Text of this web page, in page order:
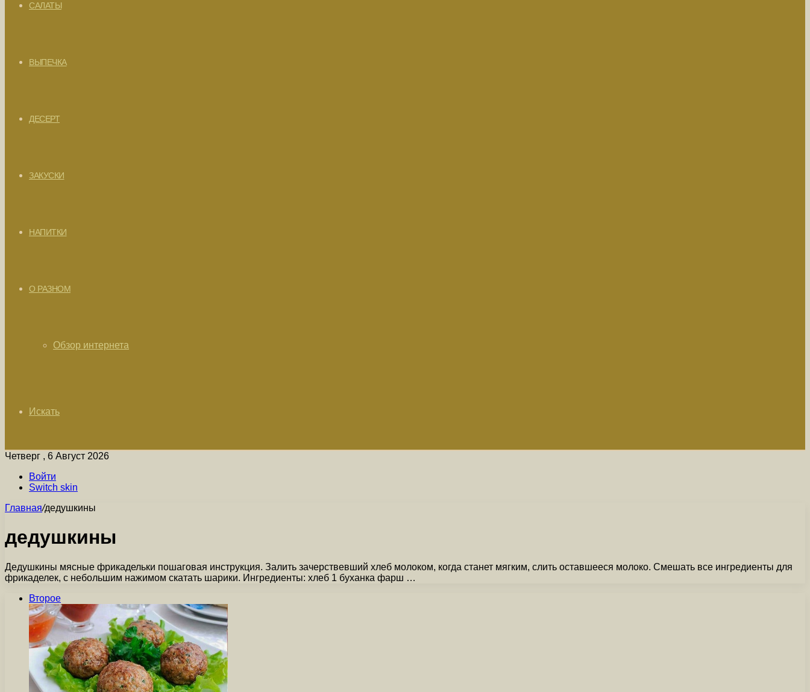
САЛАТЫ
ВЫПЕЧКА
ДЕСЕРТ
ЗАКУСКИ
НАПИТКИ
О РАЗНОМ
Обзор интернета
Искать
Четверг , 6 Август 2026
Войти
Switch skin
Главная/дедушкины
дедушкины
Дедушкины мясные фрикадельки пошаговая инструкция. Залить зачерствевший хлеб молоком, когда станет мягким, слить оставшееся молоко. Смешать все ингредиенты для
фрикаделек, с небольшим нажимом скатать шарики. Ингредиенты: хлеб 1 буханка фарш …
Второе